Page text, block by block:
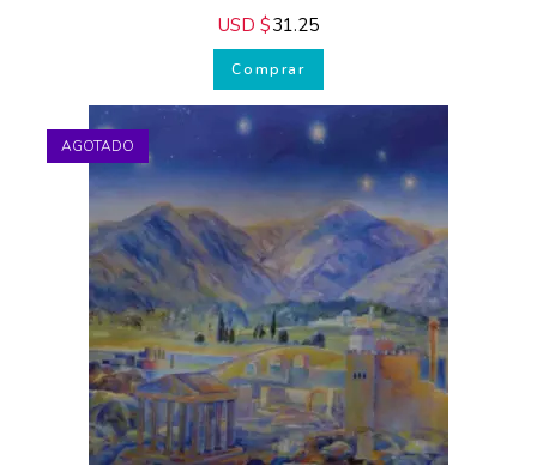
ADVIENTO - NAVIDAD, Complementos
PC-065 PAISAJE HELENICO DIA GR.
USD $31.25
AGOTADO
Para que tus
Pesebres sean únicos
y llenos de magia
Para
de decoración
hogareña
salud y belleza de tu
piel